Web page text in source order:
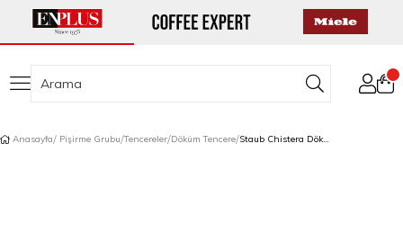
Anasayfa Pişirme Grubu Tencereler Döküm Tencere Staub Chistera Döküm Tencere 26 cm Trüf Beyaz